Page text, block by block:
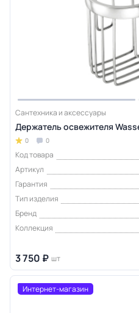
Сантехника и аксессуары
Держатель освежителя
0 0
Код товара
Артикул
Гарантия
Тип изделия
Бренд
Коллекция
3 750 ₽ шт
Интернет-магазин